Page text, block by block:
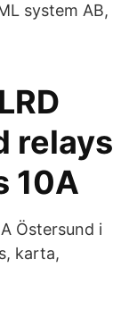
system AB,
relays
10A
Östersund i
karta,